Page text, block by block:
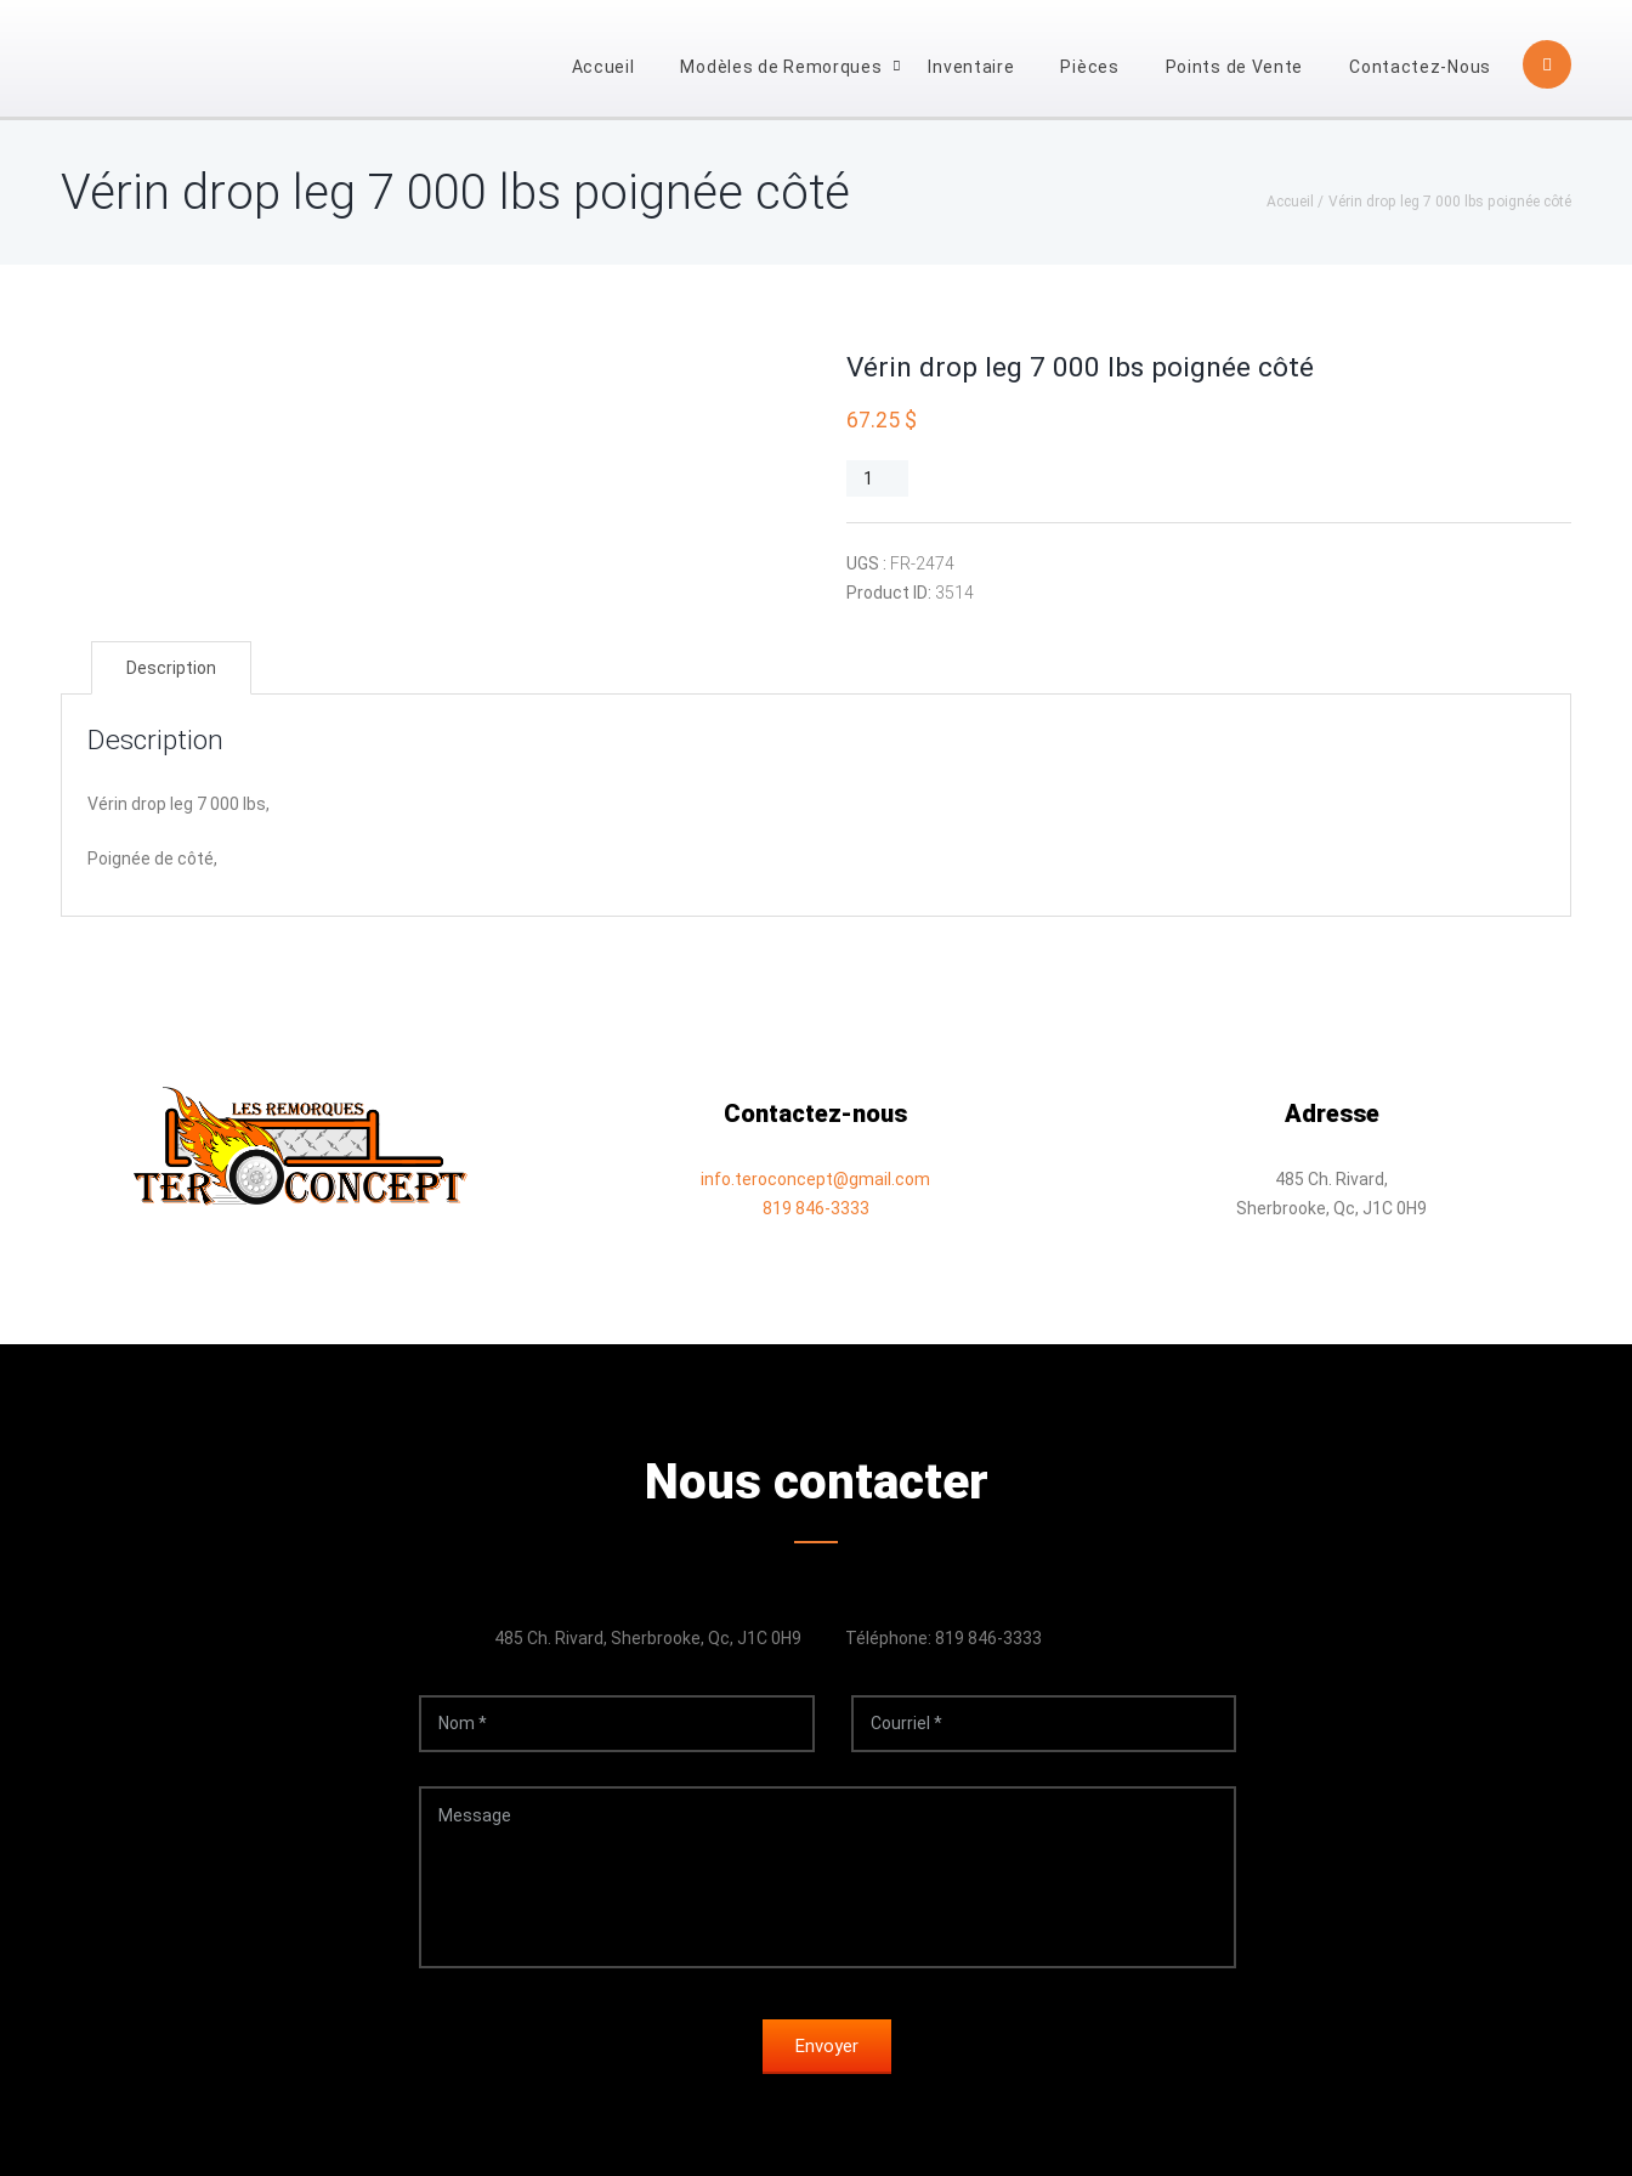
Accueil Modèles de Remorques Inventaire Pièces Points de Vente Contactez-Nous
Accueil Vérin drop leg 7 000 lbs poignée côté
Vérin drop leg 7 000 lbs poignée côté
Vérin drop leg 7 000 lbs poignée côté
67.25 $
quantité
drop
leg
UGS : FR-2474
Product ID: 3514
Description
Description
Vérin drop leg 7 000 lbs,
Poignée de côté,
Contactez-nous
info.teroconcept@gmail.com
819 846-3333
Adresse
485 Ch. Rivard,
Sherbrooke, Qc, J1C 0H9
Nous contacter
Téléphone: 819 846-3333
485 Ch. Rivard, Sherbrooke, Qc, J1C 0H9
Envoyer